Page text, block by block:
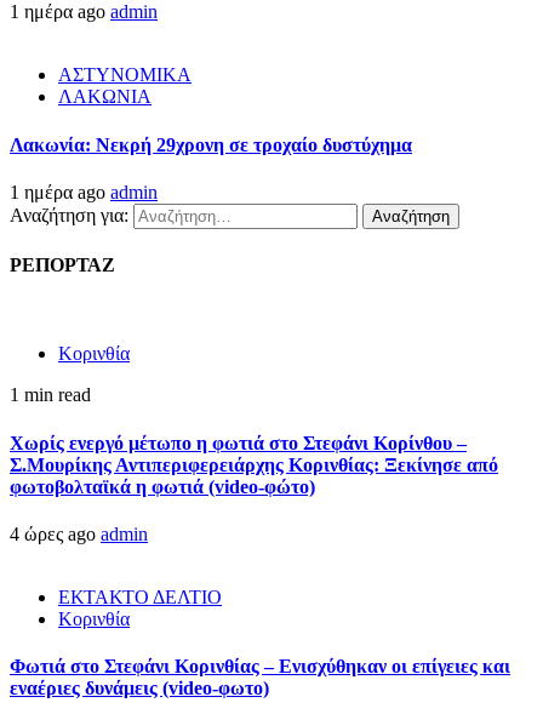
1 ημέρα ago admin
ΑΣΤΥΝΟΜΙΚΑ
ΛΑΚΩΝΙΑ
Λακωνία: Νεκρή 29χρονη σε τροχαίο δυστύχημα
1 ημέρα ago admin
Αναζήτηση για:
ΡΕΠΟΡΤΑΖ
Κορινθία
1 min read
Χωρίς ενεργό μέτωπο η φωτιά στο Στεφάνι Κορίνθου –
Σ.Μουρίκης Αντιπεριφερειάρχης Κορινθίας: Ξεκίνησε από
φωτοβολταϊκά η φωτιά (video-φώτο)
4 ώρες ago admin
ΕΚΤΑΚΤΟ ΔΕΛΤΙΟ
Κορινθία
Φωτιά στο Στεφάνι Κορινθίας – Ενισχύθηκαν οι επίγειες και
εναέριες δυνάμεις (video-φωτο)